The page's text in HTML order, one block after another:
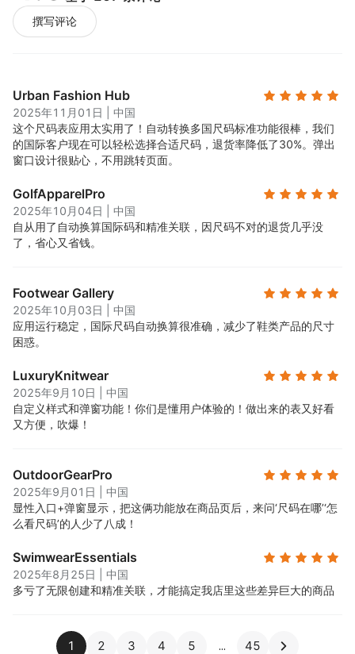
撰写评论
Urban Fashion Hub
2025年11月01日
中国
这个尺码表应用太实用了！自动转换多国尺码标准功能很棒，我们
的国际客户现在可以轻松选择合适尺码，退货率降低了30%。弹出
窗口设计很贴心，不用跳转页面。
GolfApparelPro
2025年10月04日
中国
自从用了自动换算国际码和精准关联，因尺码不对的退货几乎没
了，省心又省钱。
Footwear Gallery
2025年10月03日
中国
应用运行稳定，国际尺码自动换算很准确，减少了鞋类产品的尺寸
困惑。
LuxuryKnitwear
2025年9月10日
中国
自定义样式和弹窗功能！你们是懂用户体验的！做出来的表又好看
又方便，吹爆！
OutdoorGearPro
2025年9月01日
中国
显性入口+弹窗显示，把这俩功能放在商品页后，来问‘尺码在哪’‘怎
么看尺码’的人少了八成！
SwimwearEssentials
2025年8月25日
中国
多亏了无限创建和精准关联，才能搞定我店里这些差异巨大的商品
1 2 3 4 5 45